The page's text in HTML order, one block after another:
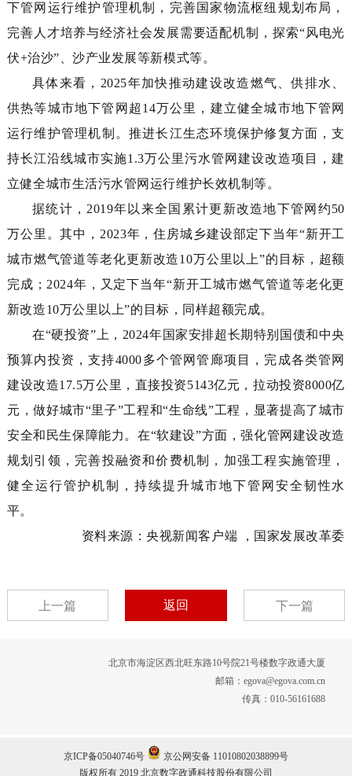
下管网运行维护管理机制，完善国家物流枢纽规划布局，
完善人才培养与经济社会发展需要适配机制，探索“风电光
伏+治沙” 、沙产业发展等新模式等。
具体来看， 2025年加快推动建设改造燃气、供排水、
供热等城市地下管网超 14万公里，建立健全城市地下管网
运行维护管理机制。推进长江生态环境保护修复方面，支
持长江沿线城市实施1.3万公里污水管网建设改造项目，建
立健全城市生活污水管网运行维护长效机制等。
据统计， 2019年以来全国累计更新改造地下管网约50
万公里。其中， 2023年，住房城乡建设部定下当年“新开工
城市燃气管道等老化更新改造10万公里以上”的目标，超额
完成； 2024年，又定下当年“新开工城市燃气管道等老化更
新改造10万公里以上”的目标，同样超额完成。
在“硬投资” 上， 2024年国家安排超长期特别国债和中央
预算内投资，支持4000多个管网管廊项目，完成各类管网
建设改造17.5万公里，直接投资5143亿元，拉动投资8000亿
元，做好城市“里子”工程和“生命线”工程，显著提高了城市
安全和民生保障能力。在“软建设”方面，强化管网建设改造
规划引领，完善投融资和价费机制，加强工程实施管理，
健全运行管护机制，持续提升城市地下管网安全韧性水
平。
资料来源：央视新闻客户端 ， 国家发展改革委
上一篇 返回 下一篇
北京市海淀区西北旺东路10号院21号楼数字政通大厦
邮箱：egova@egova.com.cn
传真：010-56161688
京ICP备05040746号
京公网安备 11010802038899号
版权所有 2019 北京数字政通科技股份有限公司